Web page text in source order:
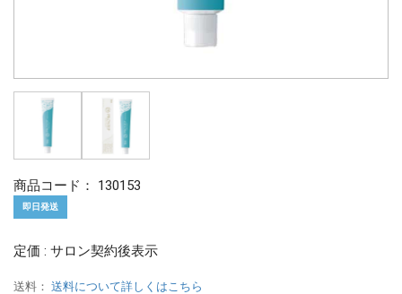
商品コード： 130153
即日発送
定価 : サロン契約後表示
送料： 送料について詳しくはこちら